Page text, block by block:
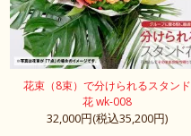
花束（8束）で分けられるスタンド
花 wk-008
32,000円(税込35,200円)